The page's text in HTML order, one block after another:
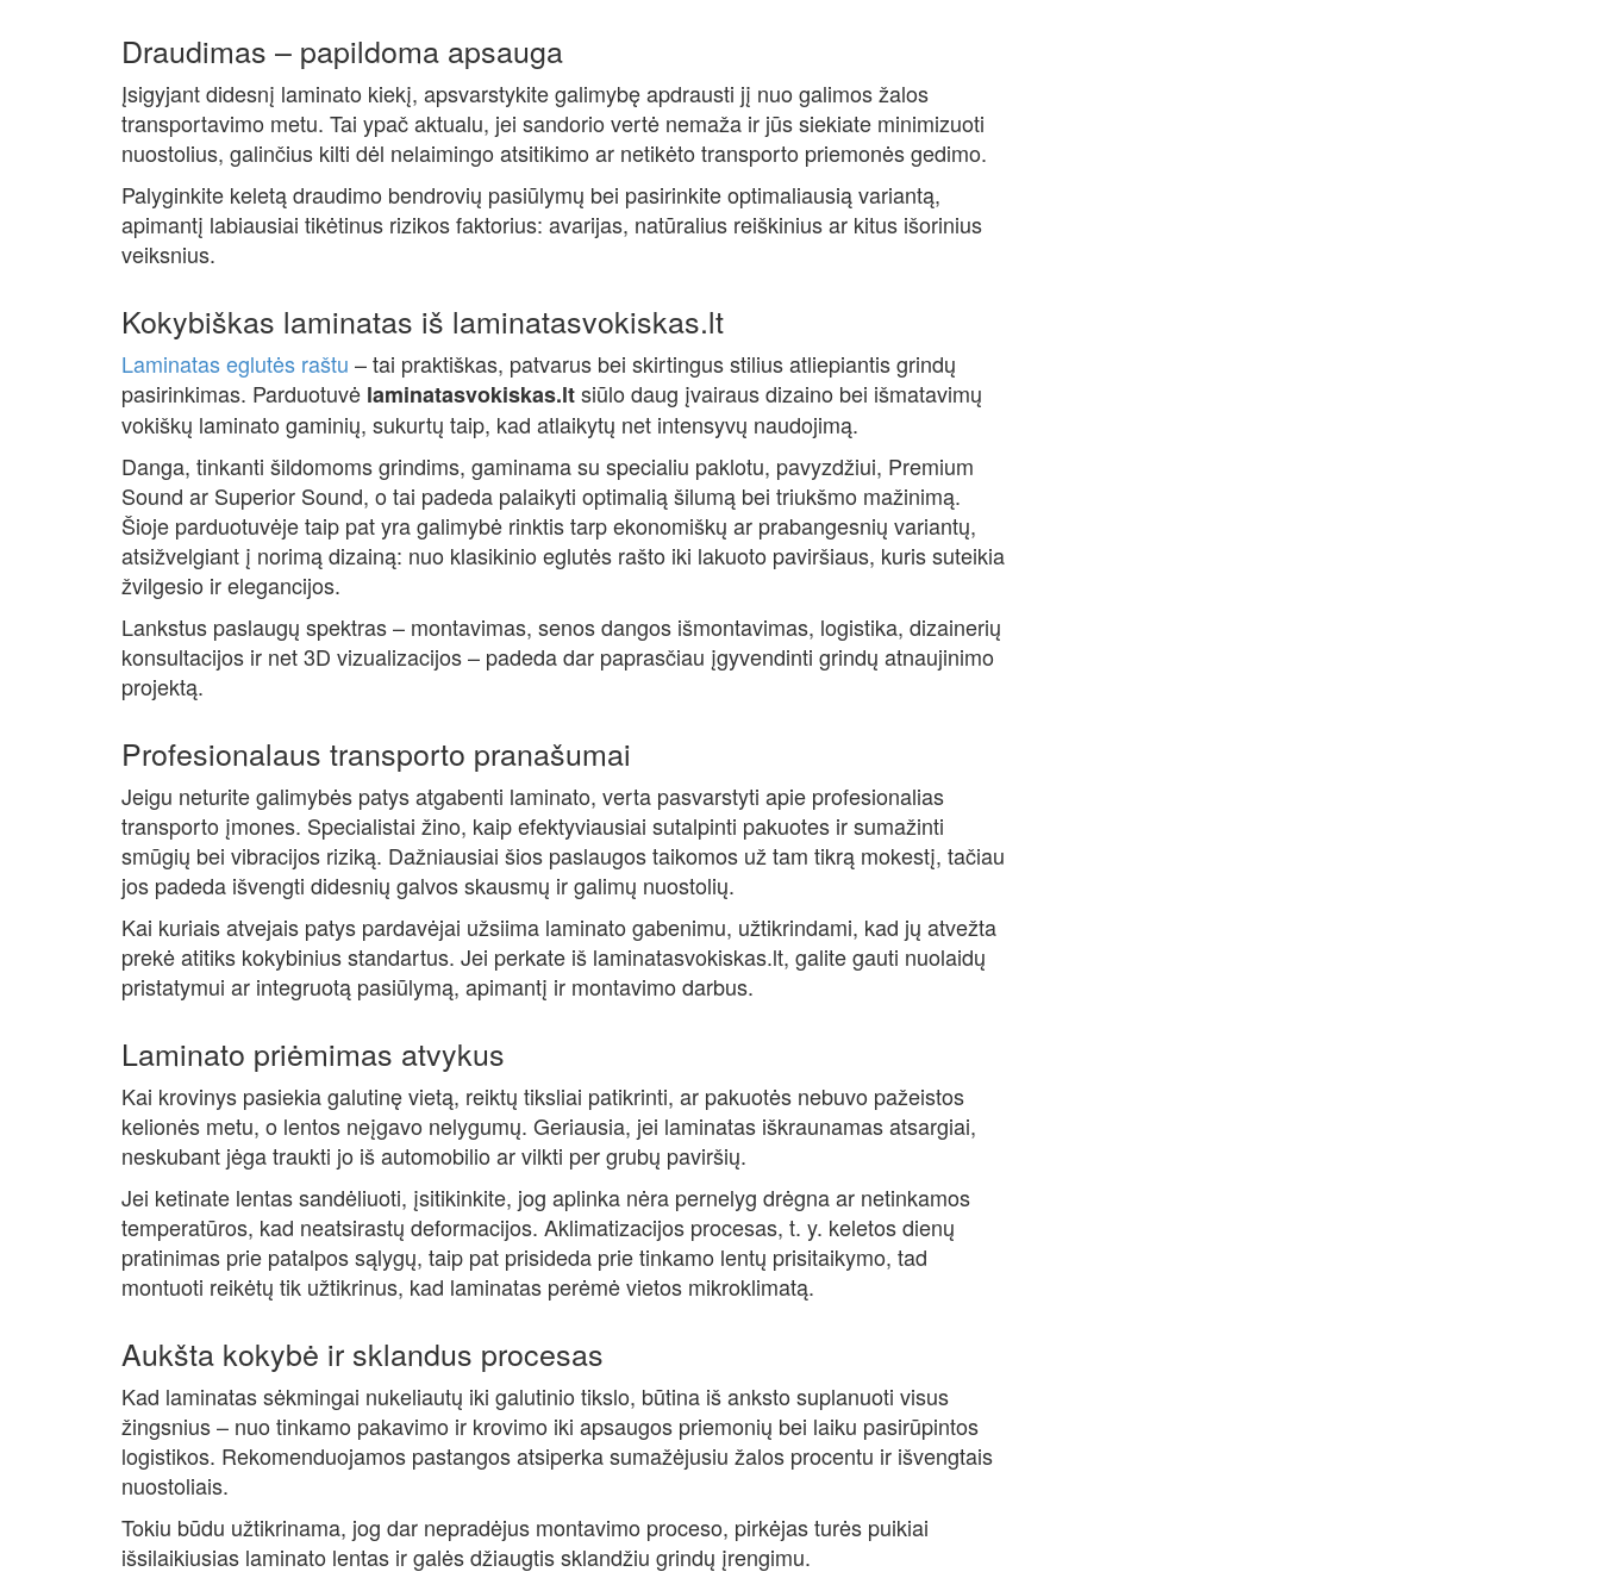
Draudimas – papildoma apsauga
Įsigyjant didesnį laminato kiekį, apsvarstykite galimybę apdrausti jį nuo galimos žalos
transportavimo metu. Tai ypač aktualu, jei sandorio vertė nemaža ir jūs siekiate minimizuoti
nuostolius, galinčius kilti dėl nelaimingo atsitikimo ar netikėto transporto priemonės gedimo.
Palyginkite keletą draudimo bendrovių pasiūlymų bei pasirinkite optimaliausią variantą,
apimantį labiausiai tikėtinus rizikos faktorius: avarijas, natūralius reiškinius ar kitus išorinius
veiksnius.
Kokybiškas laminatas iš laminatasvokiskas.lt
Laminatas eglutės raštu – tai praktiškas, patvarus bei skirtingus stilius atliepiantis grindų
pasirinkimas. Parduotuvė laminatasvokiskas.ltsiūlo daug įvairaus dizaino bei išmatavimų
vokiškų laminato gaminių, sukurtų taip, kad atlaikytų net intensyvų naudojimą.
Danga, tinkanti šildomoms grindims, gaminama su specialiu paklotu, pavyzdžiui, Premium
Sound ar Superior Sound, o tai padeda palaikyti optimalią šilumą bei triukšmo mažinimą.
Šioje parduotuvėje taip pat yra galimybė rinktis tarp ekonomiškų ar prabangesnių variantų,
atsižvelgiant į norimą dizainą: nuo klasikinio eglutės rašto iki lakuoto paviršiaus, kuris suteikia
žvilgesio ir elegancijos.
Lankstus paslaugų spektras – montavimas, senos dangos išmontavimas, logistika, dizainerių
konsultacijos ir net 3D vizualizacijos – padeda dar paprasčiau įgyvendinti grindų atnaujinimo
projektą.
Profesionalaus transporto pranašumai
Jeigu neturite galimybės patys atgabenti laminato, verta pasvarstyti apie profesionalias
transporto įmones. Specialistai žino, kaip efektyviausiai sutalpinti pakuotes ir sumažinti
smūgių bei vibracijos riziką. Dažniausiai šios paslaugos taikomos už tam tikrą mokestį, tačiau
jos padeda išvengti didesnių galvos skausmų ir galimų nuostolių.
Kai kuriais atvejais patys pardavėjai užsiima laminato gabenimu, užtikrindami, kad jų atvežta
prekė atitiks kokybinius standartus. Jei perkate iš laminatasvokiskas.lt, galite gauti nuolaidų
pristatymui ar integruotą pasiūlymą, apimantį ir montavimo darbus.
Laminato priėmimas atvykus
Kai krovinys pasiekia galutinę vietą, reiktų tiksliai patikrinti, ar pakuotės nebuvo pažeistos
kelionės metu, o lentos neįgavo nelygumų. Geriausia, jei laminatas iškraunamas atsargiai,
neskubant jėga traukti jo iš automobilio ar vilkti per grubų paviršių.
Jei ketinate lentas sandėliuoti, įsitikinkite, jog aplinka nėra pernelyg drėgna ar netinkamos
temperatūros, kad neatsirastų deformacijos. Aklimatizacijos procesas, t. y. keletos dienų
pratinimas prie patalpos sąlygų, taip pat prisideda prie tinkamo lentų prisitaikymo, tad
montuoti reikėtų tik užtikrinus, kad laminatas perėmė vietos mikroklimatą.
Aukšta kokybė ir sklandus procesas
Kad laminatas sėkmingai nukeliautų iki galutinio tikslo, būtina iš anksto suplanuoti visus
žingsnius – nuo tinkamo pakavimo ir krovimo iki apsaugos priemonių bei laiku pasirūpintos
logistikos. Rekomenduojamos pastangos atsiperka sumažėjusiu žalos procentu ir išvengtais
nuostoliais.
Tokiu būdu užtikrinama, jog dar nepradėjus montavimo proceso, pirkėjas turės puikiai
išsilaikiusias laminato lentas ir galės džiaugtis sklandžiu grindų įrengimu.